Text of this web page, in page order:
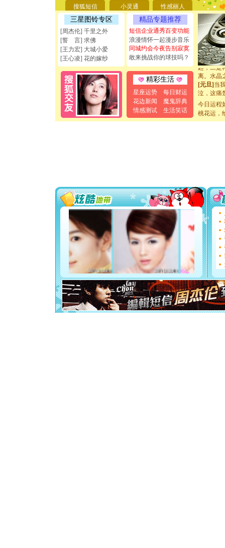
搜狐短信 小灵通 性感丽人
三星图铃专区
[周杰伦] 千里之外
[誓 言] 求佛
[王力宏] 大城小爱
[王心凌] 花的嫁纱
精品专题推荐
短信企业通秀百变功能
浪漫情怀一起漫步音乐
同城约会今夜告别寂寞
敢来挑战你的球技吗？
精彩生活
星座运势
每日财运
花边新闻
魔鬼辞典
情感测试
生活笑话
天都要快
[圣诞节]
如意,快
[元旦]看
断电。爱
你是我专
[元旦]如
起；二是
离。水晶
[元旦] 当
泣，这痛
[春节]风
颜！冬去
能正大光
天都要快
[圣诞节]
如意,快
[元旦]
看
断电。
你是我
[元旦]
如
起；二
离。水
[元旦]当
泣，这痛
卖了。水
[春节]风
颜！冬去
今日运程
桃花运，